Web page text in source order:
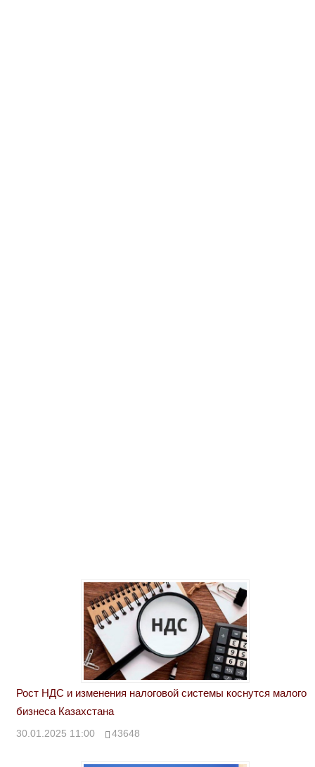
Рост НДС и изменения налоговой системы коснутся малого
бизнеса Казахстана
30.01.2025 11:00 43648